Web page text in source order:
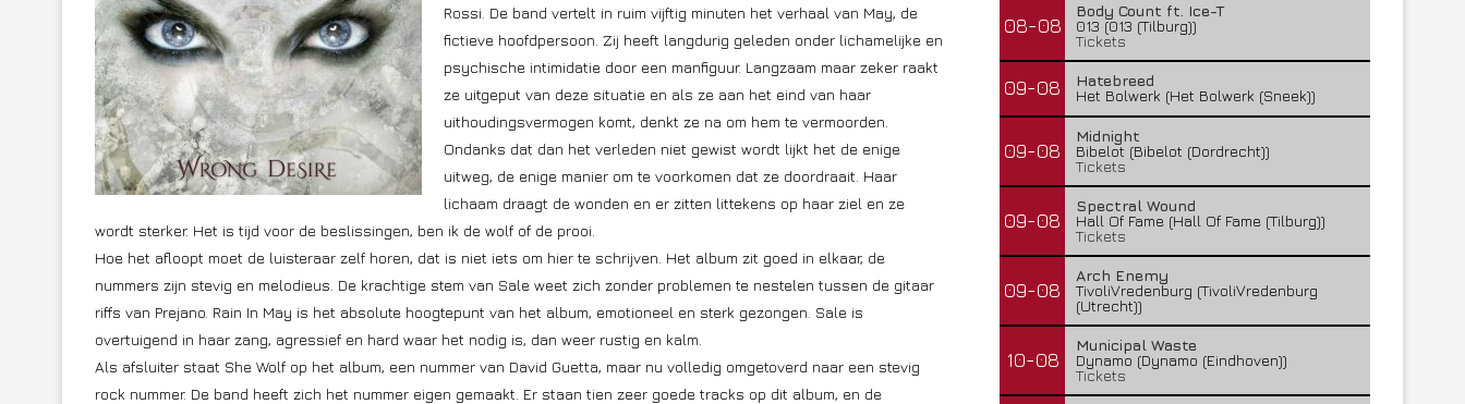
Rossi. De band vertelt in ruim vijftig minuten het verhaal van May, de
fictieve hoofdpersoon. Zij heeft langdurig geleden onder lichamelijke en
psychische intimidatie door een manfiguur. Langzaam maar zeker raakt
ze uitgeput van deze situatie en als ze aan het eind van haar
uithoudingsvermogen komt, denkt ze na om hem te vermoorden.
Ondanks dat dan het verleden niet gewist wordt lijkt het de enige
uitweg, de enige manier om te voorkomen dat ze doordraait. Haar
lichaam draagt de wonden en er zitten littekens op haar ziel en ze
wordt sterker. Het is tijd voor de beslissingen, ben ik de wolf of de prooi.
Hoe het afloopt moet de luisteraar zelf horen, dat is niet iets om hier te schrijven. Het album zit goed in elkaar, de
nummers zijn stevig en melodieus. De krachtige stem van Sale weet zich zonder problemen te nestelen tussen de gitaar
riffs van Prejano. Rain In May is het absolute hoogtepunt van het album, emotioneel en sterk gezongen. Sale is
overtuigend in haar zang, agressief en hard waar het nodig is, dan weer rustig en kalm.
Als afsluiter staat She Wolf op het album, een nummer van David Guetta, maar nu volledig omgetoverd naar een stevig
rock nummer. De band heeft zich het nummer eigen gemaakt. Er staan tien zeer goede tracks op dit album, en de
08-08
Body Count ft. Ice-T
013 (013 (Tilburg))
Tickets
09-08
Hatebreed
Het Bolwerk (Het Bolwerk (Sneek))
09-08
Midnight
Bibelot (Bibelot (Dordrecht))
Tickets
09-08
Spectral Wound
Hall Of Fame (Hall Of Fame (Tilburg))
Tickets
09-08
Arch Enemy
TivoliVredenburg (TivoliVredenburg
(Utrecht))
10-08
Municipal Waste
Dynamo (Dynamo (Eindhoven))
Tickets